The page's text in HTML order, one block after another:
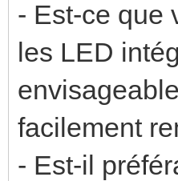
- Est-ce que
les LED
facilement
- Est-il